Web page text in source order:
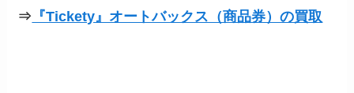
⇒ 『Tickety』オートバックス（商品券）の買取